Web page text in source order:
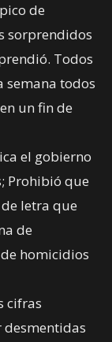
de
sorprendidos
Todos
semana todos
un fin de
el gobierno
Prohibió que
letra que
de
homicidios
cifras
desmentidas